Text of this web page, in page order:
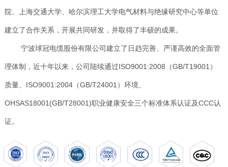
院、上海交通大学、哈尔滨理工大学电气材料与绝缘研究中心等单位
建立了合作关系，开展共同研发，并取得了丰硕的成果。
宁波球冠电缆股份有限公司建立了日趋完善、严谨高效的全面管
理体制，近十年以来，公司陆续通过ISO9001:2008（GB/T19001）
质量、ISO9001:2004（GB/T24001）环境、
OHSAS18001(GB/T28001)职业健康安全三个标准体系认证及CCC认
证。